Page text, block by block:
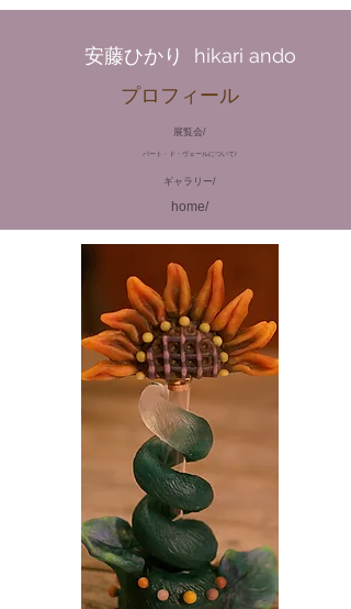
​安藤ひかり hikari ando
​プロフィール
展覧会/
パート・ド・ヴェールについて/
ギャラリー/
home/